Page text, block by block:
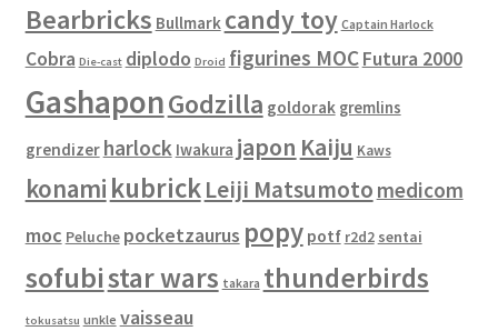
Bearbricks Bullmark candy toy Captain Harlock
Cobra Die-cast diplodo Droid figurines MOCFutura 2000
GashaponGodzilla goldorak gremlins
grendizer harlock Iwakura japon Kaiju Kaws
konami kubrickLeiji Matsumoto medicom
moc Peluche pocketzaurus popy potf r2d2 sentai
sofubistar wars takara thunderbirds
tokusatsu unkle vaisseau